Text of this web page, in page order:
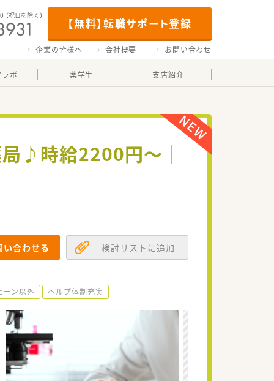
【無料】転職サポート登録
（祝日を除く）
企業の皆様へ 会社概要 お問い合わせ
ボ 薬学生 支店紹介
♪時給2200円～｜
い合わせる 検討リストに追加
ーン以外 ヘルプ体制充実